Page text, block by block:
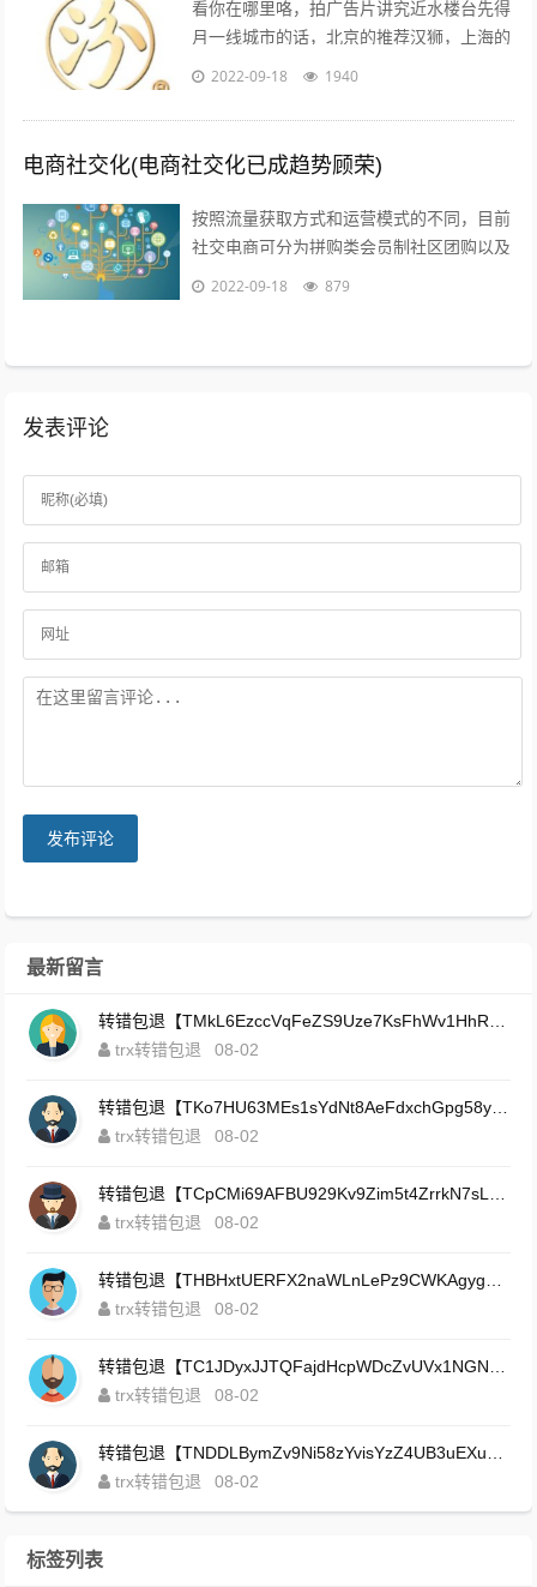
看你在哪里咯，拍广告片讲究近水楼台先得
月一线城市的话，北京的推荐汉狮，上海的
赤马，广州的平方影视，深圳的就宝视达了
2022-09-18 1940
电商社交化(电商社交化已成趋势顾荣)
按照流量获取方式和运营模式的不同，目前
社交电商可分为拼购类会员制社区团购以及
内容类四种典型的商业模式拼购类以拼多多
2022-09-18 879
发表评论
发布评论
最新留言
trx转错包退
08-02
trx转错包退
08-02
trx转错包退
08-02
trx转错包退
08-02
trx转错包退
08-02
trx转错包退
08-02
标签列表